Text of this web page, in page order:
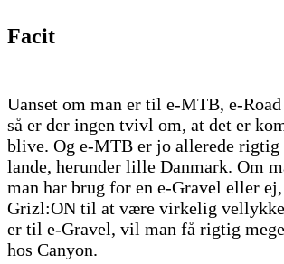
Facit
Uanset om man er til e-MTB, e-
så er der ingen tvivl om, at det er
blive. Og e-MTB er jo allerede rigtig
lande, herunder lille Danmark. Om
man har brug for en e-Gravel eller
Grizl:ON til at være virkelig
er til e-Gravel, vil man få rigtig
hos Canyon.